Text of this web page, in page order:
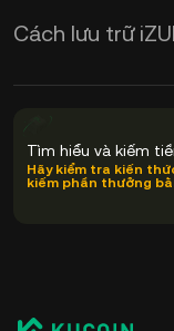
Cách lưu trữ
Tìm hiểu và kiếm
Hãy kiểm tra kiến
kiếm phần thưởng